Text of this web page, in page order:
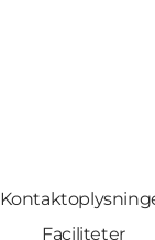
Faciliteter